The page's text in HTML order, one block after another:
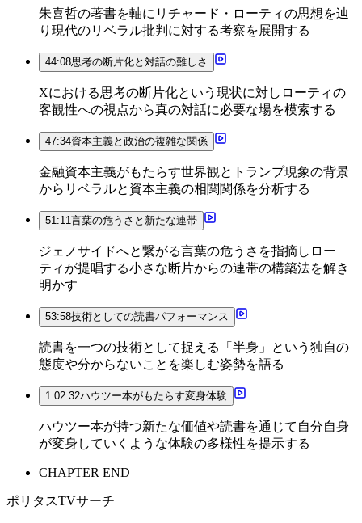
朱喜哲の著書を軸にリチャード・ローティの思想を辿
り現代のリベラル批判に対する考察を展開する
44:08思考の断片化と対話の難しさ
Xにおける思考の断片化という現状に対しローティの
客観性への視点から真の対話に必要な場を模索する
47:34資本主義と政治の複雑な関係
金融資本主義がもたらす世界観とトランプ現象の背景
からリベラルと資本主義の相関関係を分析する
51:11言葉の危うさと新たな連帯
ジェノサイドへと繋がる言葉の危うさを指摘しロー
ティが提唱する小さな断片からの連帯の構築法を解き
明かす
53:58技術としての読書パフォーマンス
読書を一つの技術として捉える「半身」という独自の
態度や分からないことを楽しむ姿勢を語る
1:02:32ハウツー本がもたらす変身体験
ハウツー本が持つ新たな価値や読書を通じて自分自身
が変身していくような体験の多様性を提示する
CHAPTER END
ポリタスTVサーチ